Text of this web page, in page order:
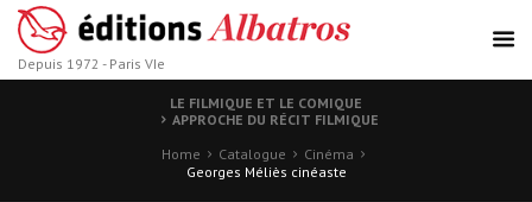
Depuis 1972 - Paris VIe
LE FILMIQUE ET LE COMIQUE
APPROCHE DU RÉCIT FILMIQUE
Home
Catalogue
Cinéma
Georges Méliès cinéaste